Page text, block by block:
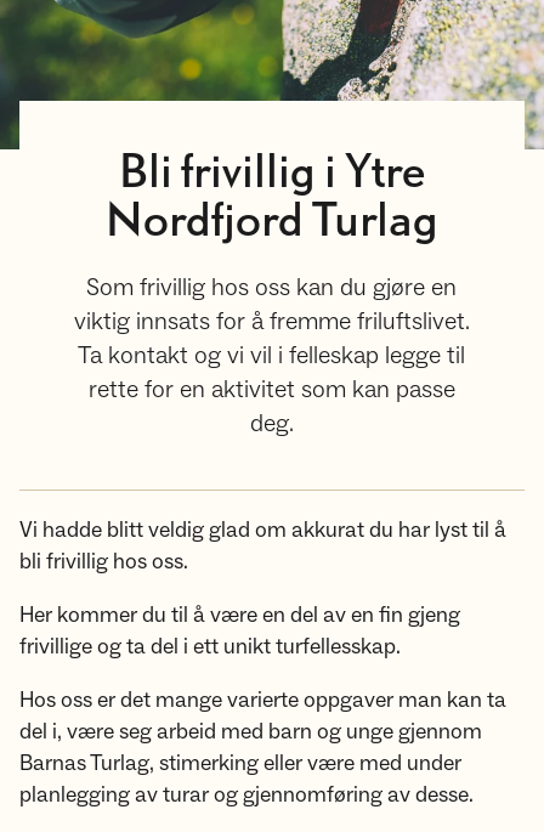
Bli frivillig i Ytre
Nordfjord Turlag
Som frivillig hos oss kan du gjøre en
viktig innsats for å fremme friluftslivet.
Ta kontakt og vi vil i felleskap legge til
rette for en aktivitet som kan passe
deg.
Vi hadde blitt veldig glad om akkurat du har lyst til å
bli frivillig hos oss.
Her kommer du til å være en del av en fin gjeng
frivillige og ta del i ett unikt turfellesskap.
Hos oss er det mange varierte oppgaver man kan ta
del i, være seg arbeid med barn og unge gjennom
Barnas Turlag, stimerking eller være med under
planlegging av turar og gjennomføring av desse.